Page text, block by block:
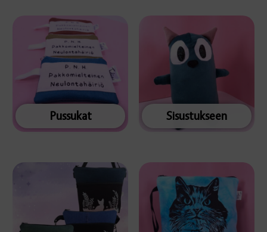
Pussukat Sisustukseen